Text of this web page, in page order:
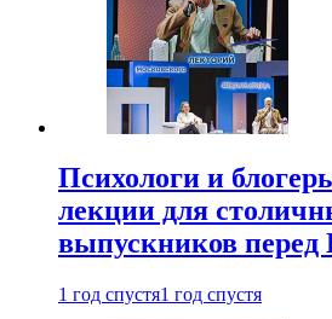
Психологи и
лекции для
выпускников
1 год спустя1 год спустя